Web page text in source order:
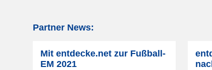
Partner News:
Mit entdecke.net zur Fußball-
EM 2021